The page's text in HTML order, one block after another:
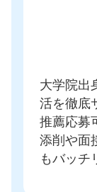
大学院出
活を徹底
推薦応募
添削や面
もバッチ